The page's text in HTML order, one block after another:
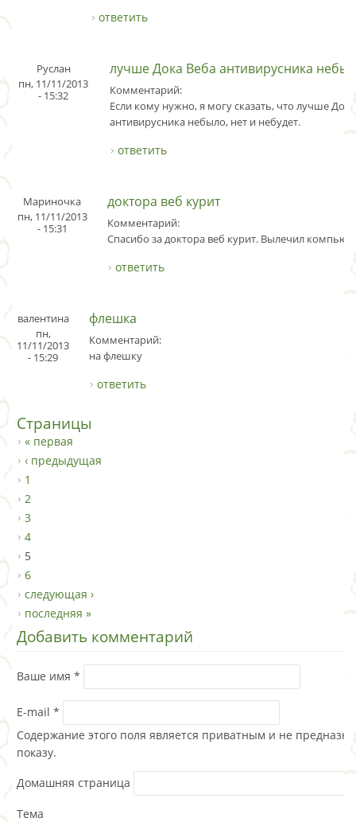
ответить
Руслан
пн, 11/11/2013
- 15:32
лучше Дока Веба антивирусника
Комментарий:
Если кому нужно, я могу сказать, что лучше
антивирусника небыло, нет и небудет.
ответить
Мариночка
пн, 11/11/2013
- 15:31
доктора веб курит
Комментарий:
Спасибо за доктора веб курит. Вылечил
ответить
валентина
пн,
11/11/2013
- 15:29
флешка
Комментарий:
на флешку
ответить
Страницы
« первая
‹ предыдущая
1
2
3
4
5
6
следующая ›
последняя »
Добавить комментарий
Ваше имя *
E-mail *
Содержание этого поля является приватным и не
показу.
Домашняя страница
Тема